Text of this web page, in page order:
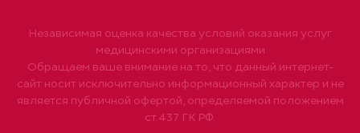
Независимая оценка качества условий оказания услуг
медицинскими организациями
Обращаем ваше внимание на то, что данный интернет-
сайт носит исключительно информационный характер и не
является публичной офертой, определяемой положением
ст.437 ГК РФ.